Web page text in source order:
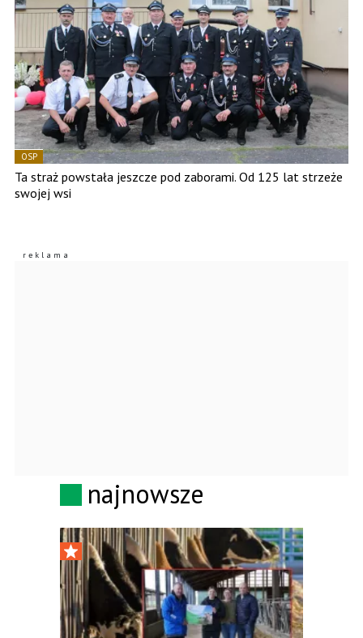
OSP
Ta straż powstała jeszcze pod zaborami. Od 125 lat strzeże
swojej wsi
najnowsze